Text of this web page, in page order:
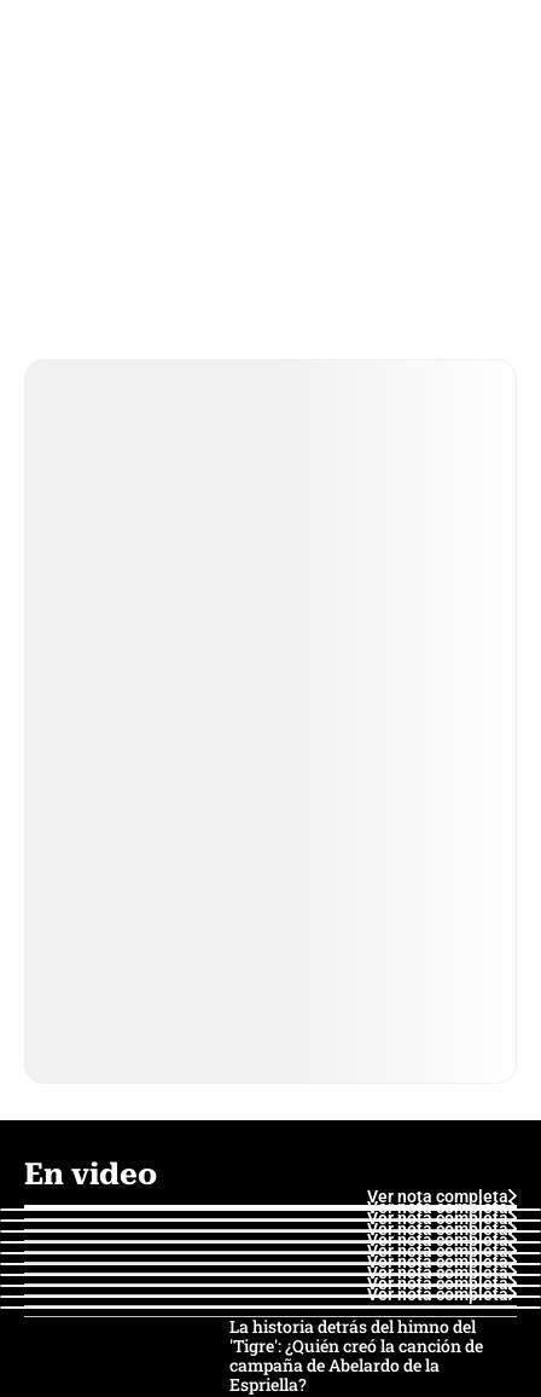
En video
Ver nota completa
Ver nota completa
Ver nota completa
Ver nota completa
Ver nota completa
Ver nota completa
Ver nota completa
Ver nota completa
Ver nota completa
Ver nota completa
La historia detrás del himno del
'Tigre': ¿Quién creó la canción de
campaña de Abelardo de la
Espriella?